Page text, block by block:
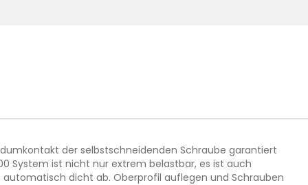
der selbstschneidenden Schraube garantiert
System ist nicht nur extrem belastbar, es ist auch
dicht ab. Oberprofil auflegen und Schrauben